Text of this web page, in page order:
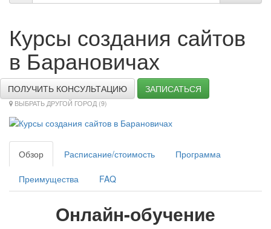
Курсы создания сайтов
в Барановичах
ПОЛУЧИТЬ КОНСУЛЬТАЦИЮ ЗАПИСАТЬСЯ
ВЫБРАТЬ ДРУГОЙ ГОРОД (9)
Обзор Расписание/стоимость Программа
Преимущества FAQ
Онлайн-обучение